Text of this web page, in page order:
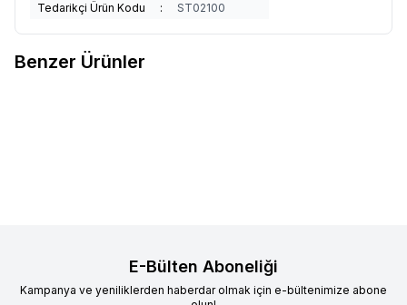
Tedarikçi Ürün Kodu
: ST02100
Benzer Ürünler
E-Bülten Aboneliği
Kampanya ve yeniliklerden haberdar olmak için e-bültenimize abone